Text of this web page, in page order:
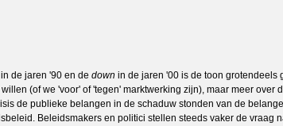
in de jaren '90 en de down in de jaren '00 is de toon grotendeels
(of we 'voor' of 'tegen' marktwerking zijn), maar meer
de publieke belangen in de schaduw stonden van de
Beleidsmakers en politici stellen steeds vaker de